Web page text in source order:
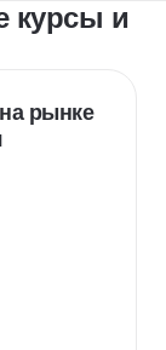
курсы и
рынке